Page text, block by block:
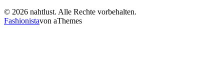
© 2026 nahtlust. Alle Rechte vorbehalten.
Fashionistavon aThemes